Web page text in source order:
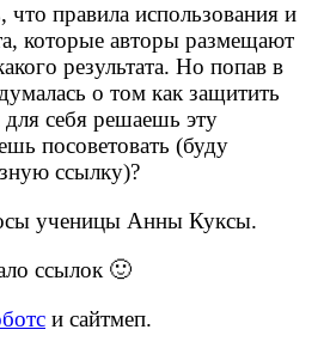
что правила использования и
которые авторы размещают
результата. Но попав в
о том как защитить
себя решаешь эту
посоветовать (буду
ссылку)?
ученицы Анны Куксы.
ссылок 🙂
и сайтмеп.